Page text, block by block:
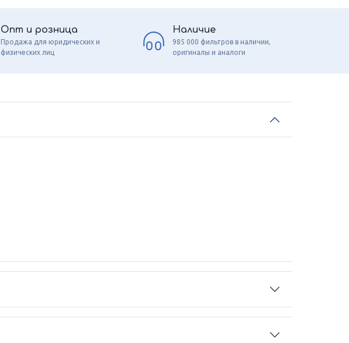
Опт и розница
Продажа для юридических и
физических лиц
Наличие
985 000 фильтров в наличии,
оригиналы и аналоги